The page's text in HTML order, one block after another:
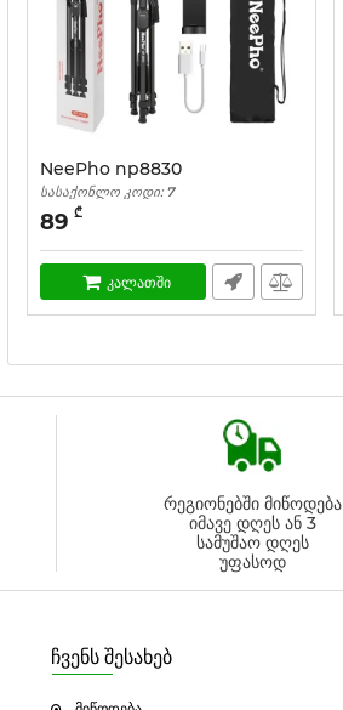
NeePho np8830
სასაქონლო კოდი: 7
89 ₾
კალათში
რეგიონებში მიწოდება
იმავე დღეს ან 3
სამუშაო დღეს
უფასოდ
ჩვენს შესახებ